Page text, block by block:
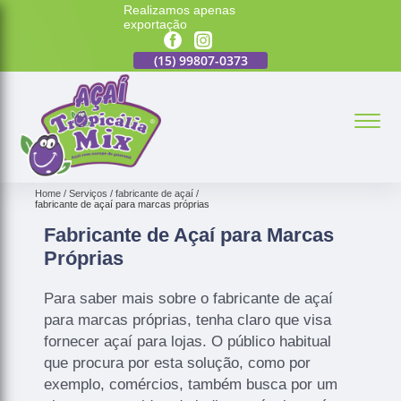
Realizamos apenas
exportação
(15) 99807-0373
Home Serviços
fabricante de açaí
fabricante de açaí para marcas próprias
Fabricante de Açaí para Marcas
Próprias
Para saber mais sobre o fabricante de açaí
para marcas próprias, tenha claro que visa
fornecer açaí para lojas. O público habitual
que procura por esta solução, como por
exemplo, comércios, também busca por um